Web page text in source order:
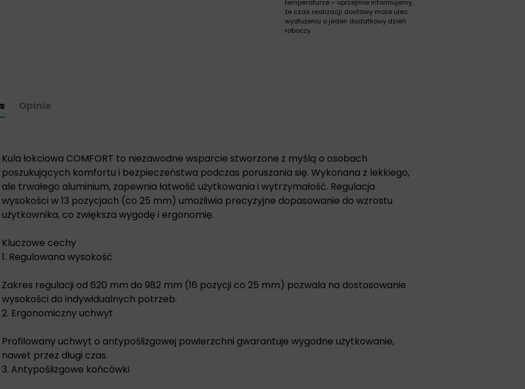
temperaturze – uprzejmie informujemy,
że czas realizacji dostawy może ulec
wydłużeniu o jeden dodatkowy dzień
roboczy.
Opinie
Kula łokciowa COMFORT to niezawodne wsparcie stworzone z myślą o osobach
poszukujących komfortu i bezpieczeństwa podczas poruszania się. Wykonana z lekkiego,
ale trwałego aluminium, zapewnia łatwość użytkowania i wytrzymałość. Regulacja
wysokości w 13 pozycjach (co 25 mm) umożliwia precyzyjne dopasowanie do wzrostu
użytkownika, co zwiększa wygodę i ergonomię.
Kluczowe cechy
1. Regulowana wysokość
Zakres regulacji od 620 mm do 982 mm (16 pozycji co 25 mm) pozwala na dostosowanie
wysokości do indywidualnych potrzeb.
2. Ergonomiczny uchwyt
Profilowany uchwyt o antypoślizgowej powierzchni gwarantuje wygodne użytkowanie,
nawet przez długi czas.
3. Antypoślizgowe końcówki